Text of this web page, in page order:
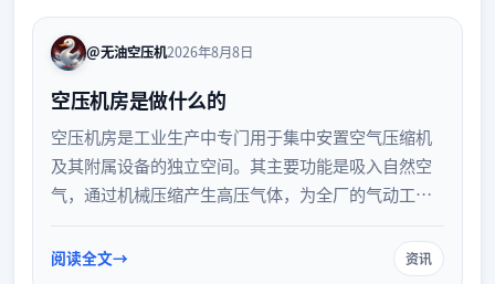
@无油空压机2026年8月8日
空压机房是做什么的
空压机房是工业生产中专门用于集中安置空气压缩机
及其附属设备的独立空间。其主要功能是吸入自然空
气，通过机械压缩产生高压气体，为全厂的气动工
气动力。合理设计的空压机房不仅能保障设备高效运
阅读全文 资讯